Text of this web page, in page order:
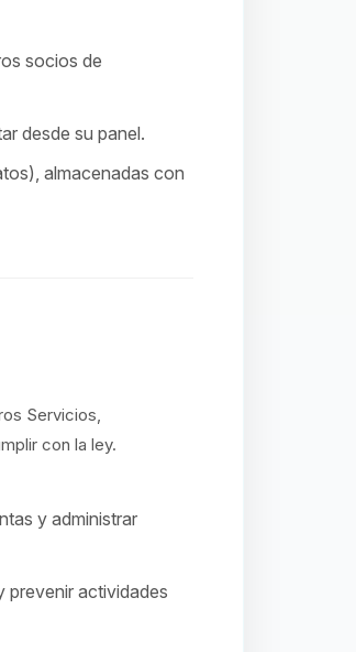
socios de
desde su panel.
almacenadas con
Servicios,
con la ley.
y administrar
prevenir actividades